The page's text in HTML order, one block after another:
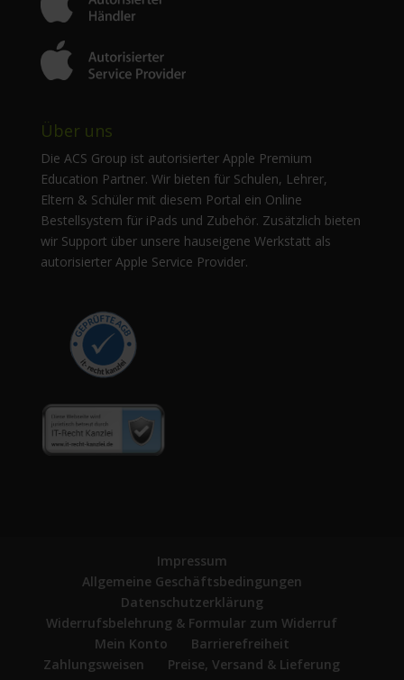
Über uns
Die ACS Group ist autorisierter Apple Premium
Education Partner. Wir bieten für Schulen, Lehrer,
Eltern & Schüler mit diesem Portal ein Online
Bestellsystem für iPads und Zubehör. Zusätzlich bieten
wir Support über unsere hauseigene Werkstatt als
autorisierter Apple Service Provider.
Impressum
Allgemeine Geschäftsbedingungen
Datenschutzerklärung
Widerrufsbelehrung & Formular zum Widerruf
Mein Konto
Barrierefreiheit
Zahlungsweisen
Preise, Versand & Lieferung